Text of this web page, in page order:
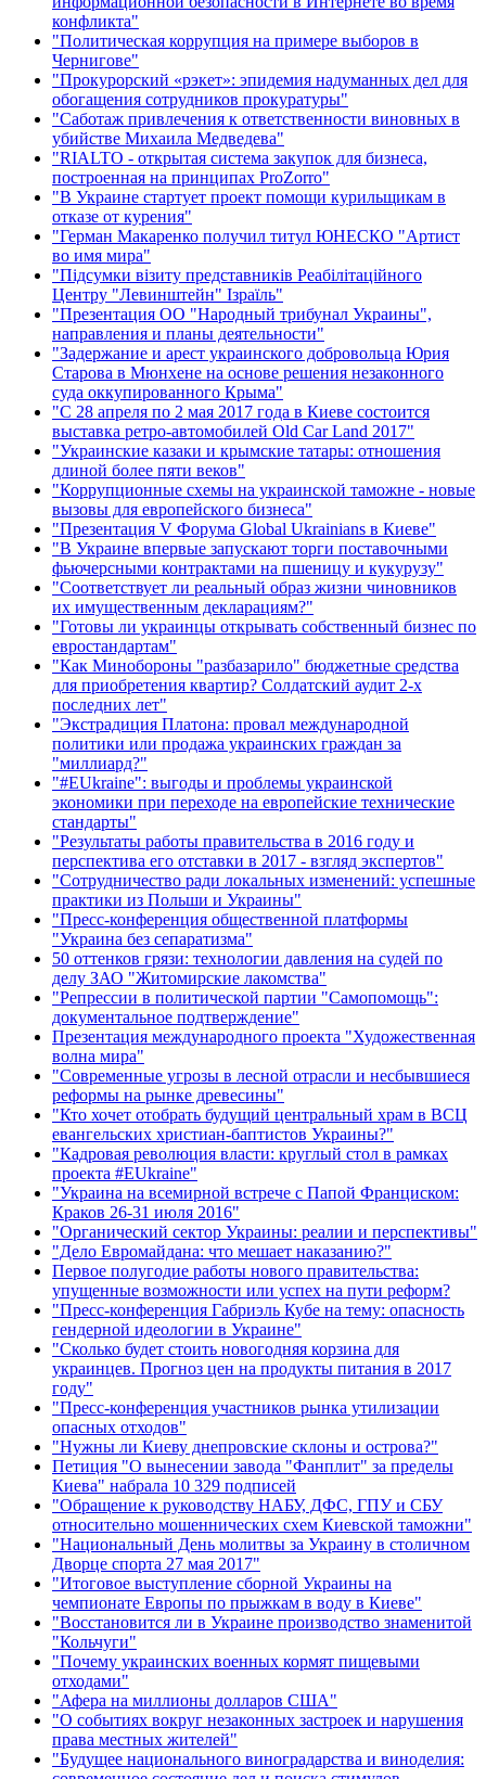
конфликта"
"Политическая коррупция на примере выборов в
Чернигове"
"Прокурорский «рэкет»: эпидемия надуманных дел для
обогащения сотрудников прокуратуры"
"Саботаж привлечения к ответственности виновных в
убийстве Михаила Медведева"
"RIALTO - открытая система закупок для бизнеса,
построенная на принципах ProZorro"
"В Украине стартует проект помощи курильщикам в
отказе от курения"
"Герман Макаренко получил титул ЮНЕСКО "Артист
во имя мира"
"Підсумки візиту представників Реабілітаційного
Центру "Левинштейн" Ізраїль"
"Презентация ОО "Народный трибунал Украины",
направления и планы деятельности"
"Задержание и арест украинского добровольца Юрия
Старова в Мюнхене на основе решения незаконного
суда оккупированного Крыма"
"С 28 апреля по 2 мая 2017 года в Киеве состоится
выставка ретро-автомобилей Old Car Land 2017"
"Украинские казаки и крымские татары: отношения
длиной более пяти веков"
"Коррупционные схемы на украинской таможне - новые
вызовы для европейского бизнеса"
"Презентация V Форума Global Ukrainians в Киеве"
"В Украине впервые запускают торги поставочными
фьючерсными контрактами на пшеницу и кукурузу"
"Соответствует ли реальный образ жизни чиновников
их имущественным декларациям?"
"Готовы ли украинцы открывать собственный бизнес по
евростандартам"
"Как Минобороны "разбазарило" бюджетные средства
для приобретения квартир? Солдатский аудит 2-х
последних лет"
"Экстрадиция Платона: провал международной
политики или продажа украинских граждан за
"миллиард?"
"#EUkraine": выгоды и проблемы украинской
экономики при переходе на европейские технические
стандарты"
"Результаты работы правительства в 2016 году и
перспектива его отставки в 2017 - взгляд экспертов"
"Сотрудничество ради локальных изменений: успешные
практики из Польши и Украины"
"Пресс-конференция общественной платформы
"Украина без сепаратизма"
50 оттенков грязи: технологии давления на судей по
делу ЗАО "Житомирские лакомства"
"Репрессии в политической партии "Самопомощь":
документальное подтверждение"
Презентация международного проекта "Художественная
волна мира"
"Современные угрозы в лесной отрасли и несбывшиеся
реформы на рынке древесины"
"Кто хочет отобрать будущий центральный храм в ВСЦ
евангельских христиан-баптистов Украины?"
"Кадровая революция власти: круглый стол в рамках
проекта #EUkraine"
"Украина на всемирной встрече с Папой Франциском:
Краков 26-31 июля 2016"
"Органический сектор Украины: реалии и перспективы"
"Дело Евромайдана: что мешает наказанию?"
Первое полугодие работы нового правительства:
упущенные возможности или успех на пути реформ?
"Пресс-конференция Габриэль Кубе на тему: опасность
гендерной идеологии в Украине"
"Сколько будет стоить новогодняя корзина для
украинцев. Прогноз цен на продукты питания в 2017
году"
"Пресс-конференция участников рынка утилизации
опасных отходов"
"Нужны ли Киеву днепровские склоны и острова?"
Петиция "О вынесении завода "Фанплит" за пределы
Киева" набрала 10 329 подписей
"Обращение к руководству НАБУ, ДФС, ГПУ и СБУ
относительно мошеннических схем Киевской таможни"
"Национальный День молитвы за Украину в столичном
Дворце спорта 27 мая 2017"
"Итоговое выступление сборной Украины на
чемпионате Европы по прыжкам в воду в Киеве"
"Восстановится ли в Украине производство знаменитой
"Кольчуги"
"Почему украинских военных кормят пищевыми
отходами"
"Афера на миллионы долларов США"
"О событиях вокруг незаконных застроек и нарушения
права местных жителей"
"Будущее национального виноградарства и виноделия: